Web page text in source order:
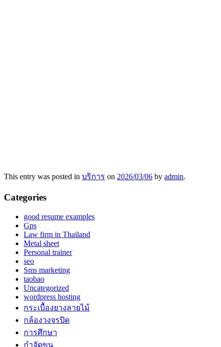
This entry was posted in บริการ on 2026/03/06 by admin.
Categories
good resume examples
Gps
Law firm in Thailand
Metal sheet
Personal trainer
seo
Sms marketing
taobao
Uncategorized
wordpress hosting
กระเบื้องยางลายไม้
กล้องวงจรปิด
การศึกษา
กำจัดขน